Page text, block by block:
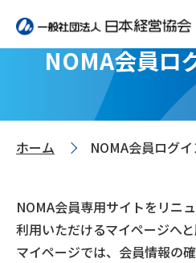
NOMA会員ロ
ホーム >NOMA会員ログ
NOMA会員専用サイトをリニ
利用いただけるマイページへと
マイページでは、会員情報の